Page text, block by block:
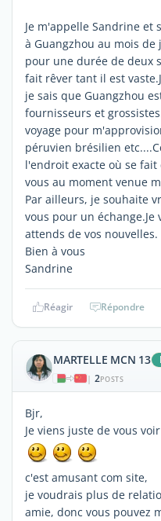
Je m'appelle Sandrine et
à Guangzhou au mois
pour une durée de deux
fait rêver tant il est
je sais que Guangzhou
fournisseurs et
voyage pour
péruvien brésilien
l'endroit exacte où se fait
vous au moment venue
Par ailleurs, je souhaite
vous pour un
attends de vos nouvelles.
Bien à vous
Sandrine
Réagir Répondre
MARTELLE MCN 13
| 2POSTS
Bjr,
Je viens juste de vous
c'est amusant com site,
je voudrais plus de
amie, donc vous pouvez